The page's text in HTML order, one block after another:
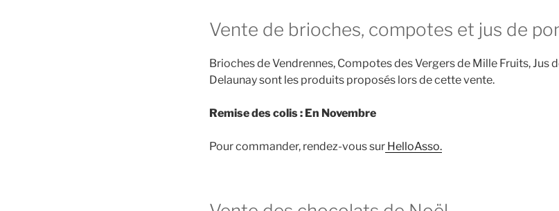
Vente de brioches, compotes et jus de
Brioches de Vendrennes, Compotes des Vergers de Mille Fruits, Jus
Delaunay sont les produits proposés lors de cette vente.
Remise des colis : En Novembre
Pour commander, rendez-vous sur HelloAsso.